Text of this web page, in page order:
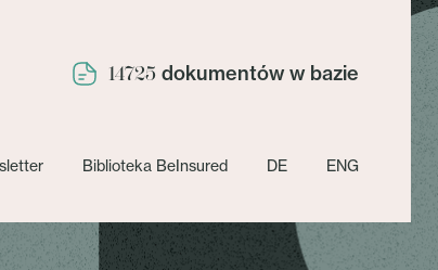
14725 dokumentów w bazie
Biblioteka BeInsured DE ENG